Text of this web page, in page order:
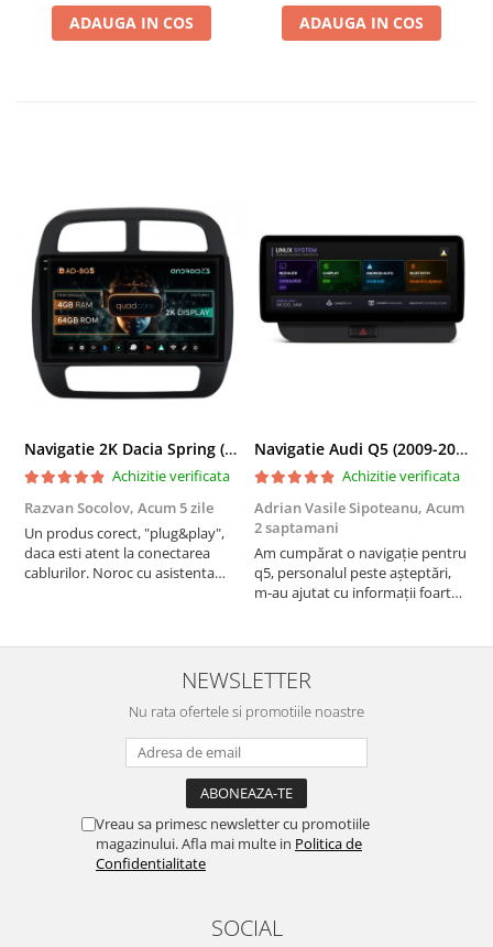
ADAUGA IN COS ADAUGA IN COS
Navigatie 2K Dacia Spring (2021- Prezent), Android, S-Quadcore / 4GB RAM + 64GB ROM, 9.5 Inch - AD-BGS90042K+AD-BGRKIT366V4s
Achizitie verificata
Razvan Socolov, Acum 5 zile
Un produs corect, "plug&play",
daca esti atent la conectarea
cablurilor. Noroc cu asistenta
atras atentia ca nu era conectat
cablul de video de la camera
Navigatie Audi Q5 (2009-2017), Linux OS & OEM, MMI 3G, CarPlay & Android Auto Wireless, MirrorLink, Camera AHD, 12.3 Inch - AD-BGAALNXH+AD-BGRKITQ5002
Achizitie verificata
Adrian Vasile Sipoteanu, Acum
2 saptamani
Am cumpărat o navigație pentru
q5, personalul peste așteptări,
m-au ajutat cu informații foarte
serviabili, livrare rapidă, suport
tehnic, totul impecabil, o să revin
la ei și pentru vi...
NEWSLETTER
Nu rata ofertele si promotiile noastre
Vreau sa primesc newsletter cu promotiile
magazinului. Afla mai multe in Politica de
Confidentialitate
SOCIAL